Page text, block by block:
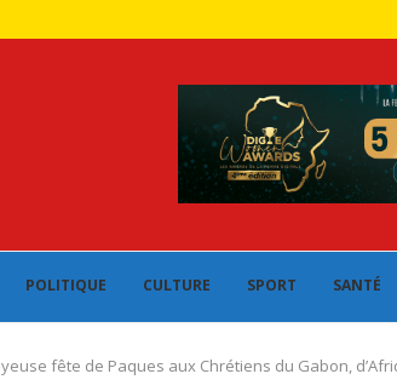
POLITIQUE CULTURE SPORT SANTÉ
fête de Paques aux Chrétiens du Gabon,